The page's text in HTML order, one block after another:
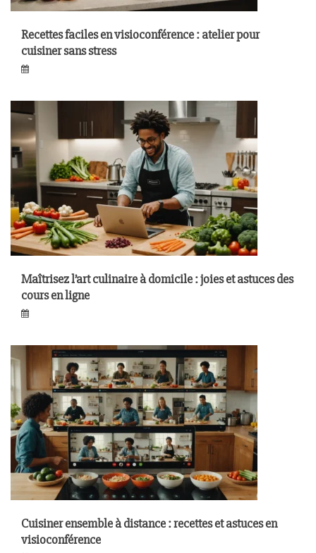
Recettes faciles en visioconférence : atelier pour
cuisiner sans stress
Maîtrisez l’art culinaire à domicile : joies et astuces des
cours en ligne
Cuisiner ensemble à distance : recettes et astuces en
visioconférence